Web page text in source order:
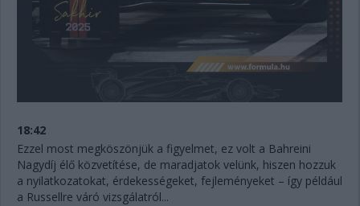
18:42
Ezzel most megköszönjük a figyelmet, ez volt a Bahreini
Nagydíj élő közvetítése, de maradjatok velünk, hiszen hozzuk
a nyilatkozatokat, érdekességeket, fejleményeket – így például
a Russellre váró vizsgálatról...